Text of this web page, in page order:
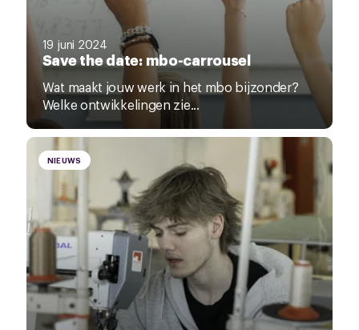
19 juni 2024
Save the date: mbo-carrousel
Wat maakt jouw werk in het mbo bijzonder?
Welke ontwikkelingen zie...
NIEUWS